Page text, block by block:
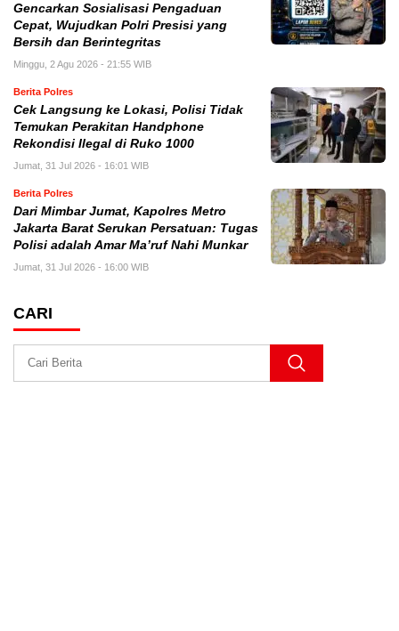
Gencarkan Sosialisasi Pengaduan
Cepat, Wujudkan Polri Presisi yang
Bersih dan Berintegritas
Minggu, 2 Agu 2026 - 21:55 WIB
Berita Polres
Cek Langsung ke Lokasi, Polisi Tidak
Temukan Perakitan Handphone
Rekondisi Ilegal di Ruko 1000
Jumat, 31 Jul 2026 - 16:01 WIB
Berita Polres
Dari Mimbar Jumat, Kapolres Metro
Jakarta Barat Serukan Persatuan: Tugas
Polisi adalah Amar Ma’ruf Nahi Munkar
Jumat, 31 Jul 2026 - 16:00 WIB
CARI